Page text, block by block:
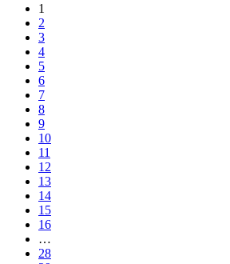
1
2
3
4
5
6
7
8
9
10
11
12
13
14
15
16
…
28